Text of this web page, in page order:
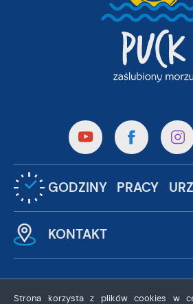
GODZINY PRACY
KONTAKT
Strona korzysta z plików cookies w